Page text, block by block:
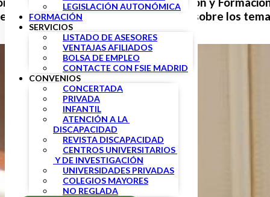
LEGISLACIÓN AUTONÓMICA
FORMACIÓN
SERVICIOS
LISTADO DE ASESORES
VENTAJAS AFILIADOS
BOLSA DE EMPLEO
CONTACTE CON FSIE MADRID
CONVENIOS
CONCERTADA
PRIVADA
INFANTIL
ATENCIÓN A LA
DISCAPACIDAD
REVISTA DISCAPACIDAD
CENTROS UNIVERSITARIOS
Y DE INVESTIGACIÓN
UNIVERSIDADES PRIVADAS
COLEGIOS MAYORES
NO REGLADA
para alcanzar acuerdos sobre los